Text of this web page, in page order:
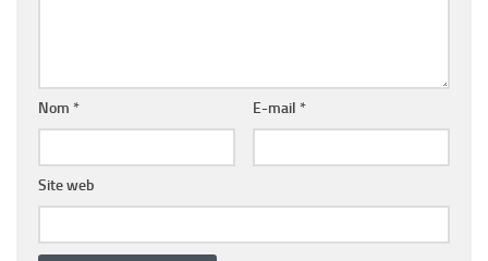
Nom * E-mail *
Site web